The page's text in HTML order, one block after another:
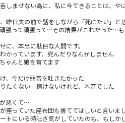
しませない為に、私に今できることは、
昨日夫の前で話をしながら「死にたい」と
張って頑張って…その結果がこれだった…
に、本当に駄目な人間です。
かっています、死んだりなんかしません
ゃんと娘を育てます
、今だけ弱音を吐きたかった
たくない 情けないけれど、本音でした
悪くて…
座っていた座布団も捨ててほしいと言いま
トにいる時吐き気がしていたのも、もしか